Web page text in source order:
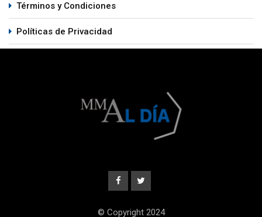
Términos y Condiciones
Políticas de Privacidad
© Copyright 2024